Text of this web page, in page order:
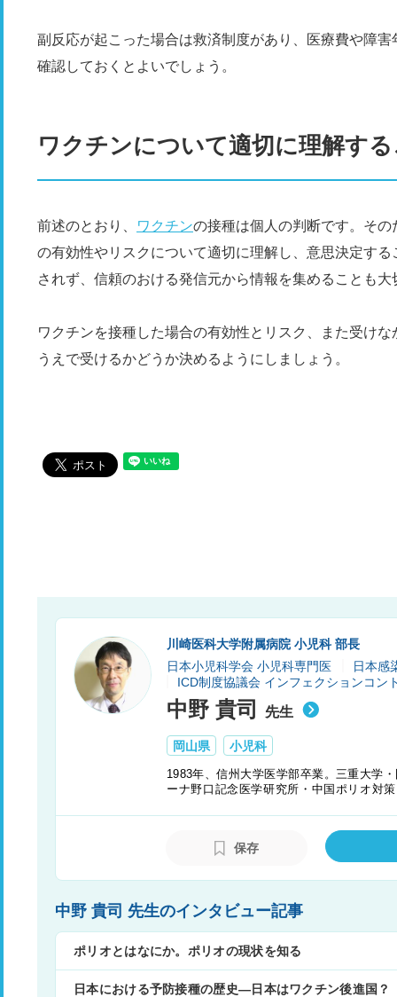
副反応が起こった場合は救済制度があり、医療費や障
確認しておくとよいでしょう。
ワクチンについて適切に理解す
前述のとおり、 ワクチンの接種は個人の判断です。そ
の有効性やリスクについて適切に理解し、意思決定す
されず、信頼のおける発信元から情報を集めることも大
ワクチンを接種した場合の有効性とリスク、また受け
うえで受けるかどうか決めるようにしましょう。
川崎医科大学附属病院 小児科 部長
日本小児科学会 小児科専門医
日本感
ICD制度協議会 インフェクションコン
中野 貴司 先生
岡山県 小児科
1983年、信州大学医学部卒業。三重大学
ーナ野口記念医学研究所・中国ポリオ対
協力隊「ポリオ対策」技術専門委員。
保存
中野 貴司 先生のインタビュー記事
ポリオとはなにか。ポリオの現状を知る
日本における予防接種の歴史―日本はワクチン後進国？